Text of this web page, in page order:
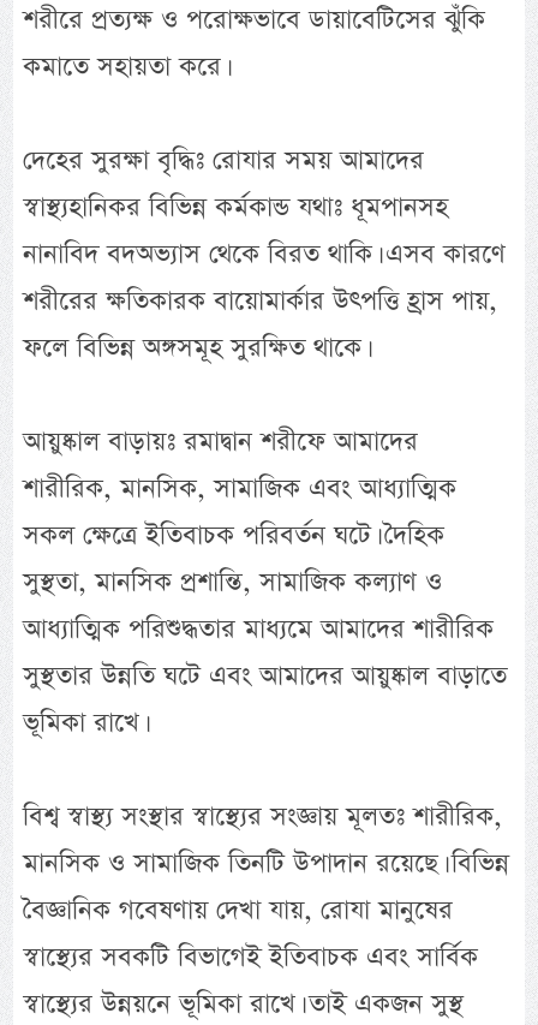
শরীরে প্রত্যক্ষ ও পরোক্ষভাবে ডায়াবেটিসের ঝুঁকি
কমাতে সহায়তা করে।
দেহের সুরক্ষা বৃদ্ধিঃ রোযার সময় আমাদের
স্বাস্থ্যহানিকর বিভিন্ন কর্মকান্ড যথাঃ ধূমপানসহ
নানাবিদ বদঅভ্যাস থেকে বিরত থাকি। এসব কারণে
শরীরের ক্ষতিকারক বায়োমার্কার উৎপত্তি হ্রাস পায়,
ফলে বিভিন্ন অঙ্গসমূহ সুরক্ষিত থাকে।
আয়ুষ্কাল বাড়ায়ঃ রমাদ্বান শরীফে আমাদের
শারীরিক, মানসিক, সামাজিক এবং আধ্যাত্মিক
সকল ক্ষেত্রে ইতিবাচক পরিবর্তন ঘটে। দৈহিক
সুস্থতা, মানসিক প্রশান্তি, সামাজিক কল্যাণ ও
আধ্যাত্মিক পরিশুদ্ধতার মাধ্যমে আমাদের শারীরিক
সুস্থতার উন্নতি ঘটে এবং আমাদের আয়ুষ্কাল বাড়াতে
ভূমিকা রাখে।
বিশ্ব স্বাস্থ্য সংস্থার স্বাস্থ্যের সংজ্ঞায় মূলতঃ শারীরিক,
মানসিক ও সামাজিক তিনটি উপাদান রয়েছে। বিভিন্ন
বৈজ্ঞানিক গবেষণায় দেখা যায়, রোযা মানুষের
স্বাস্থ্যের সবকটি বিভাগেই ইতিবাচক এবং সার্বিক
স্বাস্থ্যের উন্নয়নে ভূমিকা রাখে। তাই একজন সুস্থ